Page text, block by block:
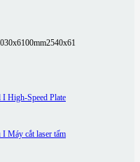
2540x61